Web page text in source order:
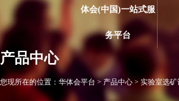
体会(中国)一站式服
务平台
产品中心
您现所在的位置： 华体会平台 > 产品中心 > 实验室选矿